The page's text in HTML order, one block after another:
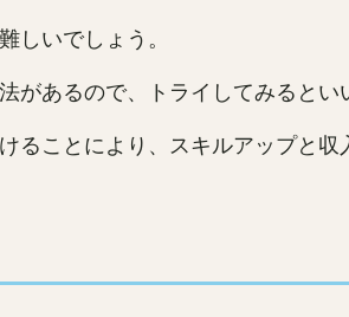
しいでしょう。
あるので、トライしてみるとい
ことにより、スキルアップと収